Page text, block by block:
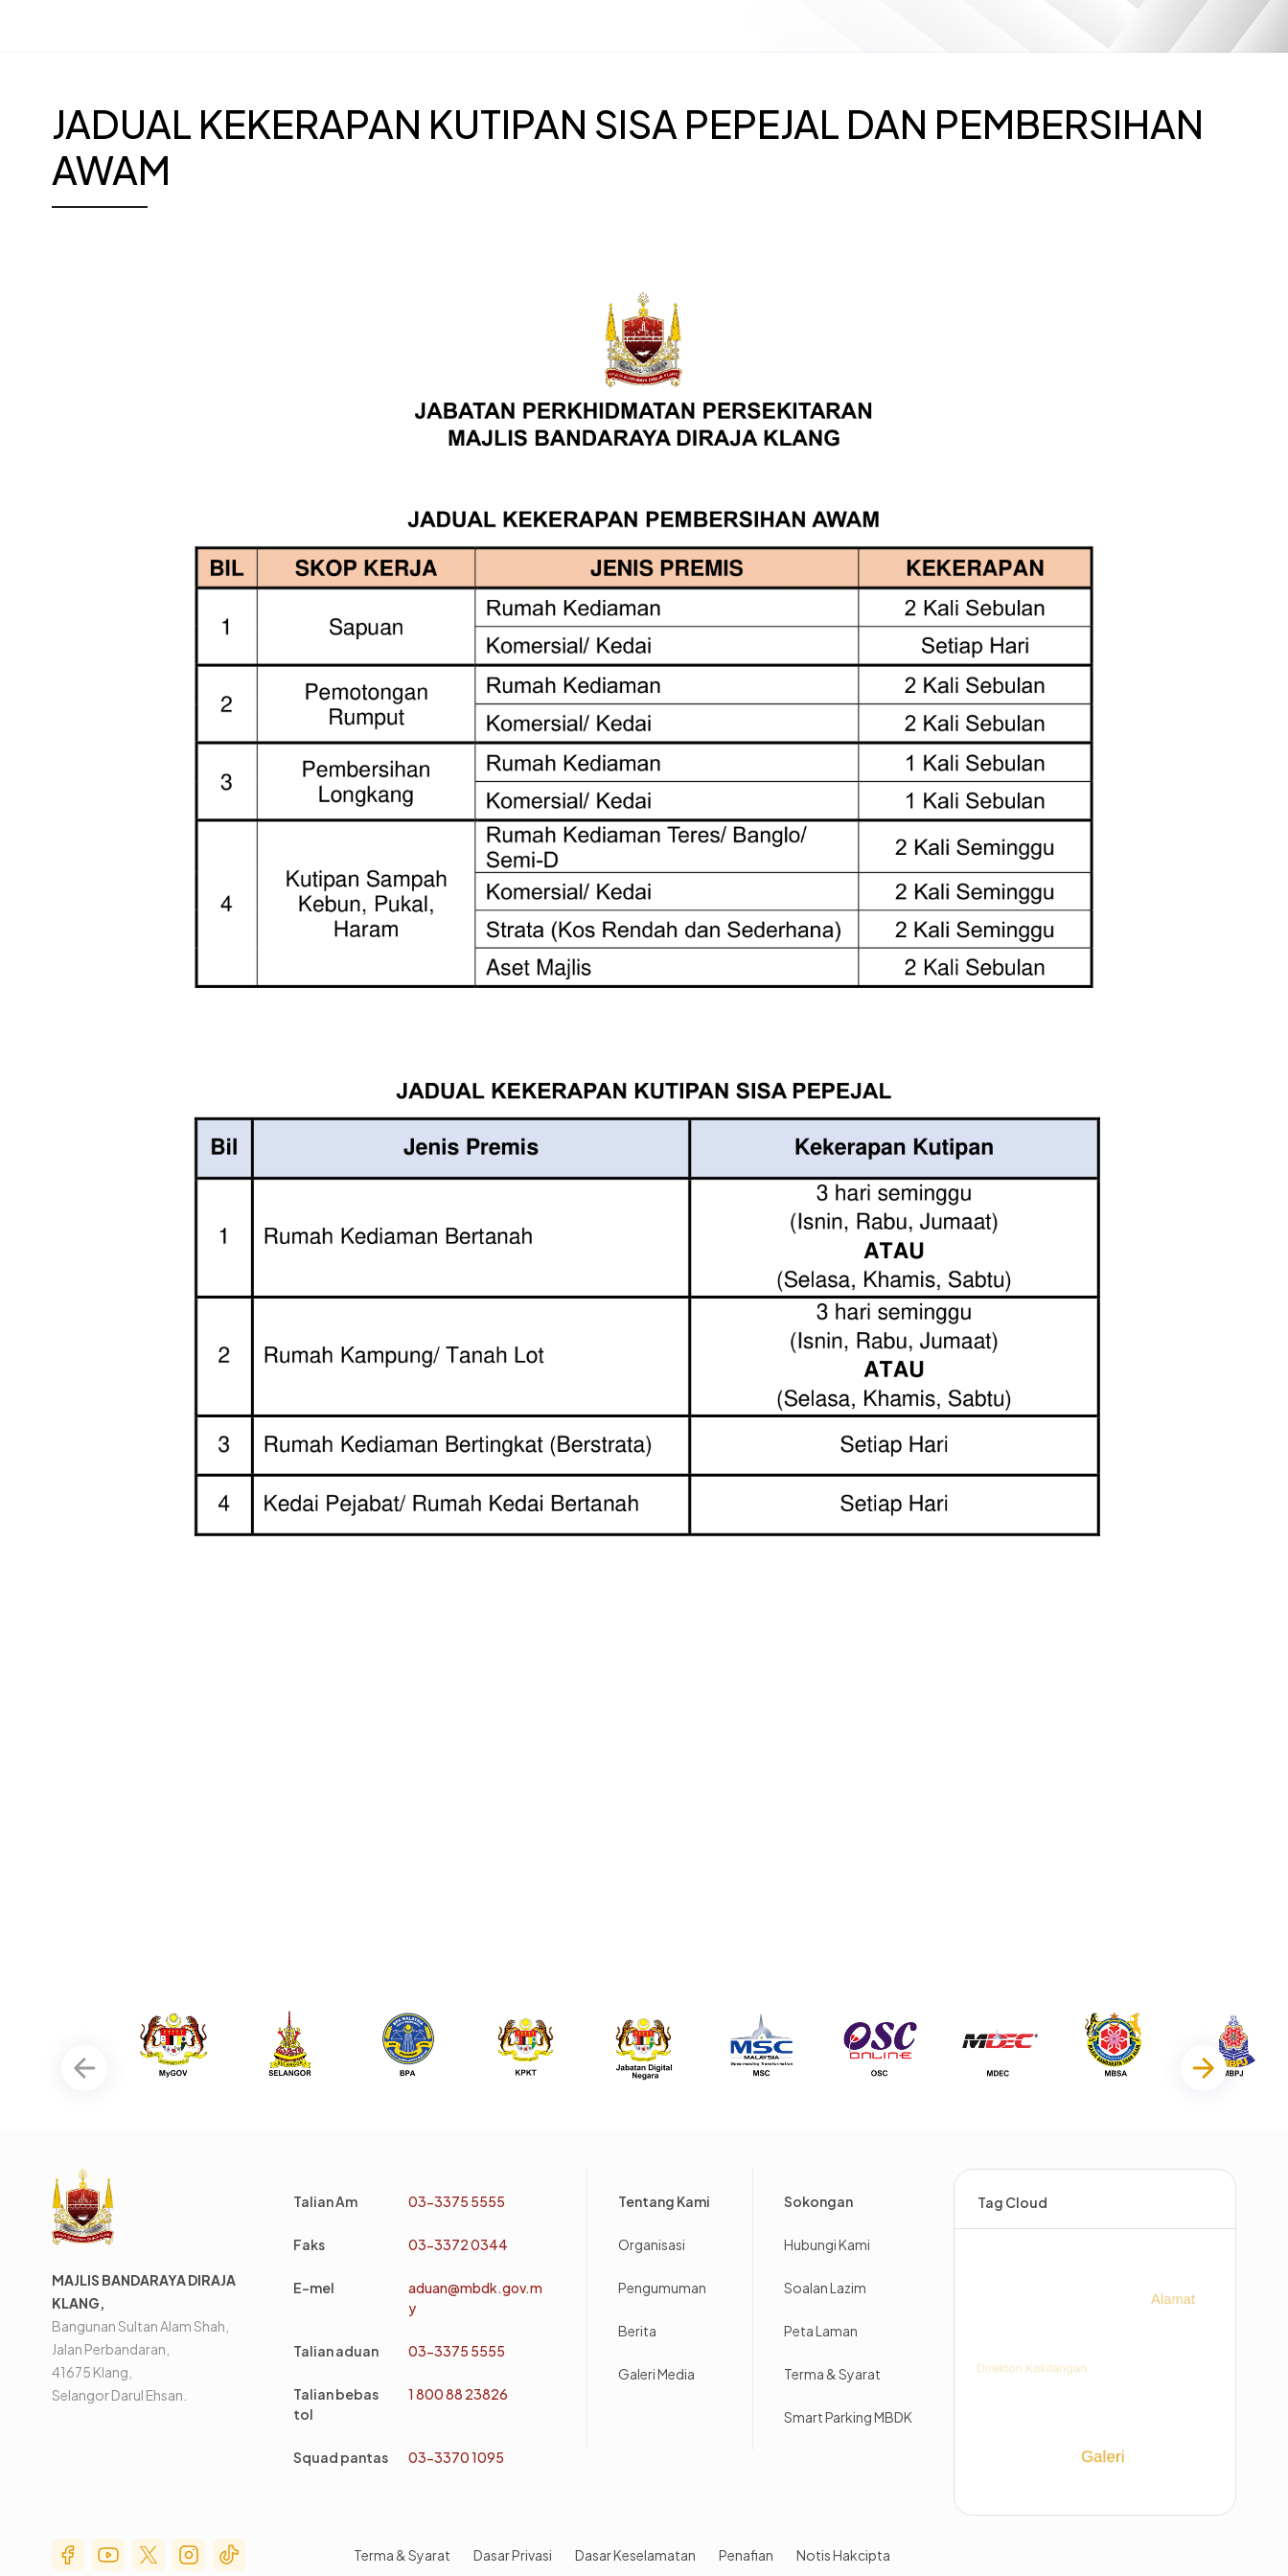
JADUAL KEKERAPAN KUTIPAN SISA PEPEJAL DAN PEMBERSIHAN
AWAM
MAJLIS BANDARAYA DIRAJA
KLANG,
Bangunan Sultan Alam Shah,
Jalan Perbandaran,
41675 Klang,
Selangor Darul Ehsan.
Talian Am 03-3375 5555
Faks 03-3372 0344
E-mel
aduan@mbdk.gov.m
y
Talian aduan 03-3375 5555
Talian bebas
tol
1 800 88 23826
Squad pantas 03-3370 1095
Tentang Kami
Organisasi
Pengumuman
Berita
Galeri Media
Sokongan
Hubungi Kami
Soalan Lazim
Peta Laman
Terma & Syarat
Smart Parking MBDK
Tag Cloud
Social Media Menu Terma & Syarat Dasar Privasi Dasar Keselamatan Penafian Notis Hakcipta